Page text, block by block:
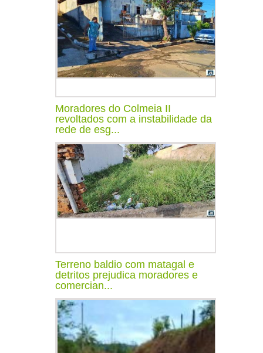
Moradores do Colmeia II
revoltados com a instabilidade da
rede de esg...
Terreno baldio com matagal e
detritos prejudica moradores e
comercian...